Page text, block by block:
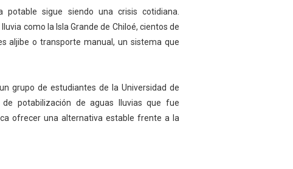
sigue siendo una crisis cotidiana.
como la Isla Grande de Chiloé, cientos de
aljibe o transporte manual, un sistema que
grupo de estudiantes de la Universidad de
de potabilización de aguas lluvias que fue
ofrecer una alternativa estable frente a la